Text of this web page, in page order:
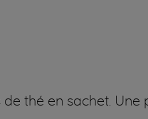
thé en sachet.